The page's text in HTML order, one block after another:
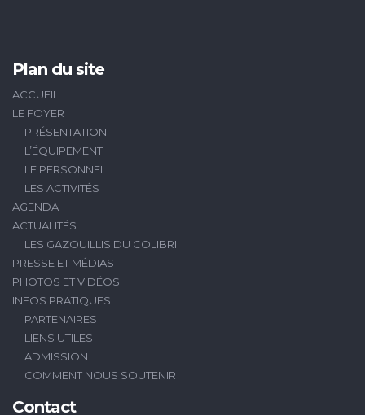
Plan du site
ACCUEIL
LE FOYER
PRÉSENTATION
L’ÉQUIPEMENT
LE PERSONNEL
LES ACTIVITÉS
AGENDA
ACTUALITÉS
LES GAZOUILLIS DU COLIBRI
PRESSE ET MÉDIAS
PHOTOS ET VIDÉOS
INFOS PRATIQUES
PARTENAIRES
LIENS UTILES
ADMISSION
COMMENT NOUS SOUTENIR
Contact